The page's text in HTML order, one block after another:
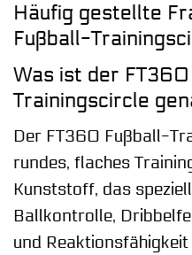
Häufig gestellte
Fußball-
Was ist der
Trainingscircle
Der FT360 Fußball-
rundes, flaches
Kunststoff, das
Ballkontrolle,
und